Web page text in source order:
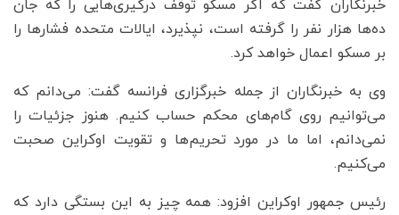
خبرنگاران گفت که اگر مسکو توقف درگیری‌هایی را که جان
ده‌ها هزار نفر را گرفته است، نپذیرد، ایالات متحده فشارها را
بر مسکو اعمال خواهد کرد.
وی به خبرنگاران از جمله خبرگزاری فرانسه گفت: می‌دانم که
می‌توانیم روی گام‌های محکم حساب کنیم. هنوز جزئیات را
نمی‌دانم، اما ما در مورد تحریم‌ها و تقویت اوکراین صحبت
می‌کنیم.
رئیس جمهور اوکراین افزود: همه چیز به این بستگی دارد که